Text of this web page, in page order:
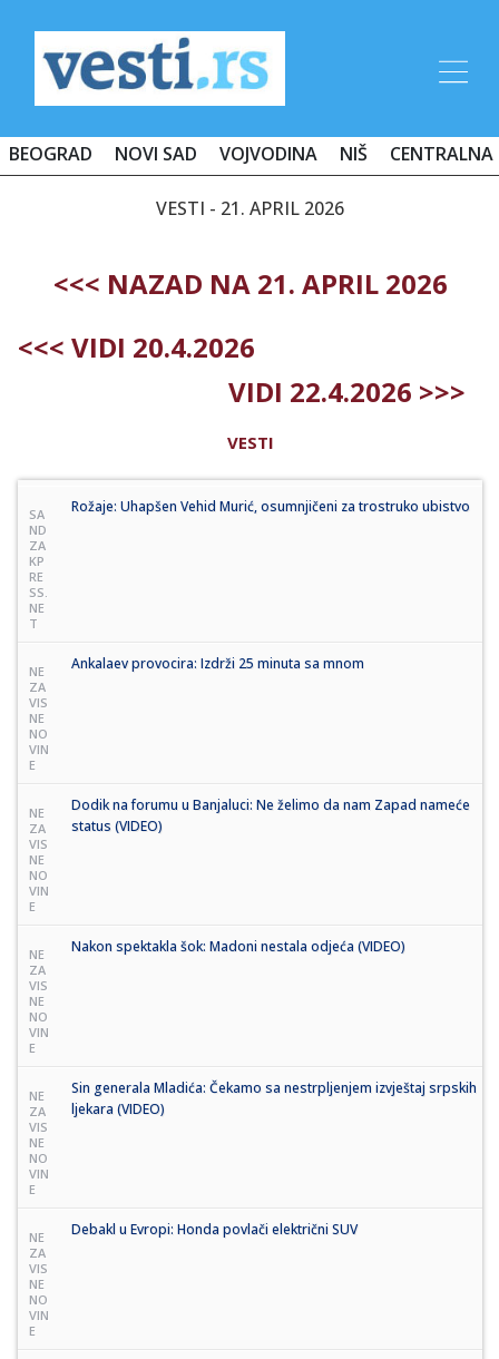
BEOGRAD NOVI SAD VOJVODINA NIŠ CENTRALNA
VESTI - 21. APRIL 2026
<<< NAZAD NA 21. APRIL 2026
<<< VIDI 20.4.2026
VIDI 22.4.2026 >>>
VESTI
SA
ND
ZA
KP
RE
SS.
NE
T
Rožaje: Uhapšen Vehid Murić, osumnjičeni za trostruko ubistvo
NE
ZA
VIS
NE
NO
VIN
E
Ankalaev provocira: Izdrži 25 minuta sa mnom
NE
ZA
VIS
NE
NO
VIN
E
Dodik na forumu u Banjaluci: Ne želimo da nam Zapad nameće
status (VIDEO)
NE
ZA
VIS
NE
NO
VIN
E
Nakon spektakla šok: Madoni nestala odjeća (VIDEO)
NE
ZA
VIS
NE
NO
VIN
E
Sin generala Mladića: Čekamo sa nestrpljenjem izvještaj srpskih
ljekara (VIDEO)
NE
ZA
VIS
NE
NO
VIN
E
Debakl u Evropi: Honda povlači električni SUV